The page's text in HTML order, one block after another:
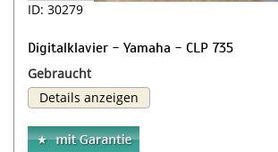
ID: 30279
Digitalklavier - Yamaha - CLP 735
Gebraucht
Details anzeigen